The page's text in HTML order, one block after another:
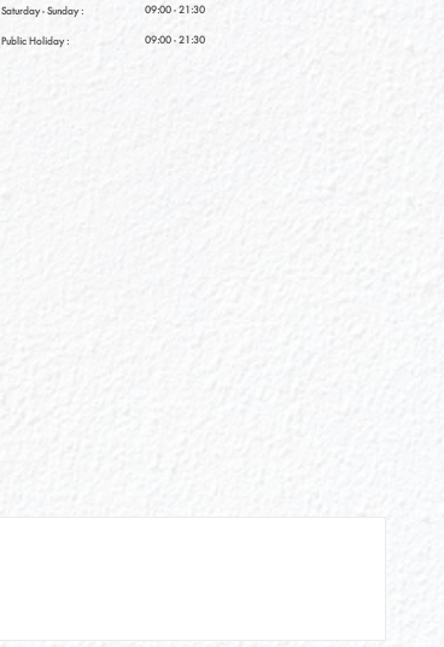
Saturday- Sunday :
Public Holiday :
09:00 - 21:30
09:00 - 21:30